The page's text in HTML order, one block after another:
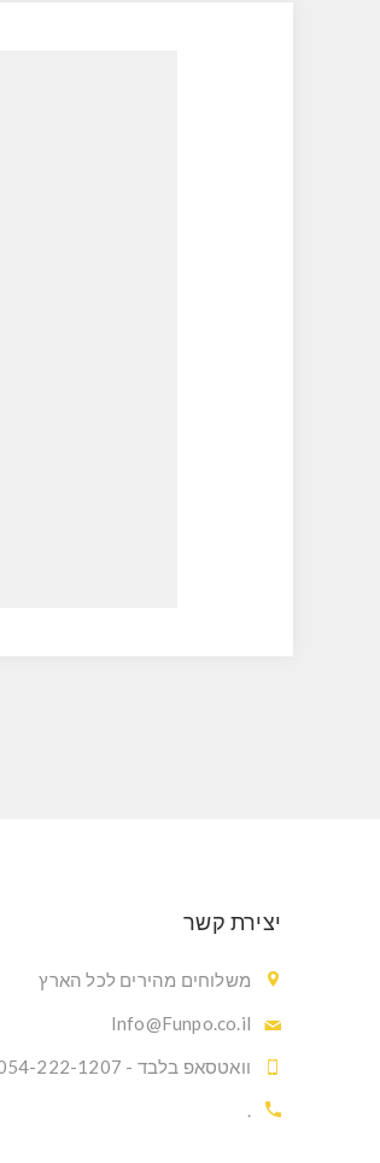
יצירת קשר
משלוחים מהירים לכל הארץ
Info@Funpo.co.il
וואטסאפ בלבד - 054-222-1207
.